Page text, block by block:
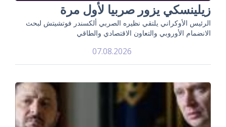
زيلينسكي يزور صربيا لأول مرة
الرئيس الأوكراني يلتقي نظيره الصربي ألكسندر فوتشيتش لبحث
الانضمام الأوروبي والتعاون الاقتصادي والطاقي
07.08.2026